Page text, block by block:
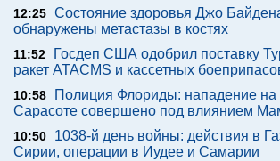
12:25 Состояние здоровья Джо
обнаружены метастазы в костях
11:52
Госдеп США одобрил поставку
ракет ATACMS и кассетных
10:58
Полиция Флориды: нападение на
Сарасоте совершено под влиянием
10:50
1038-й день войны: действия в
Сирии, операции в Иудее и Самарии